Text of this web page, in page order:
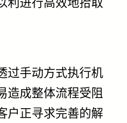
过手动方式执行机
造成整体流程受阻
户正寻求完善的解